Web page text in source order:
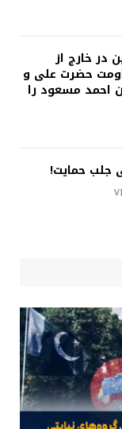
در خارج از
حضرت علی و
احمد مسعود را
جلب حمایت!